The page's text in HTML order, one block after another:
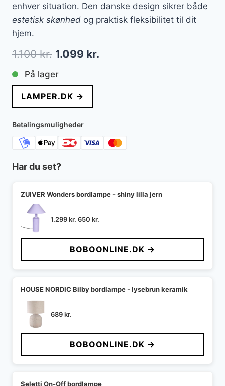
enhver situation. Den danske design sikrer både
estetisk skønhed og praktisk fleksibilitet til dit
hjem.
1.100kr. Den
oprindelige
pris
var:
1.100 kr..
1.099 kr.
På lager
LAMPER.DK →
Betalingsmuligheder
Har du set?
ZUIVER Wonders bordlampe - shiny lilla jern
1.299kr.Den
pris
var:
1.299 kr..
650 kr.
pris
er:
650 kr..
BOBOONLINE.DK →
HOUSE NORDIC Bilby bordlampe - lysebrun keramik
689kr.
BOBOONLINE.DK →
Seletti On-Off bordlampe